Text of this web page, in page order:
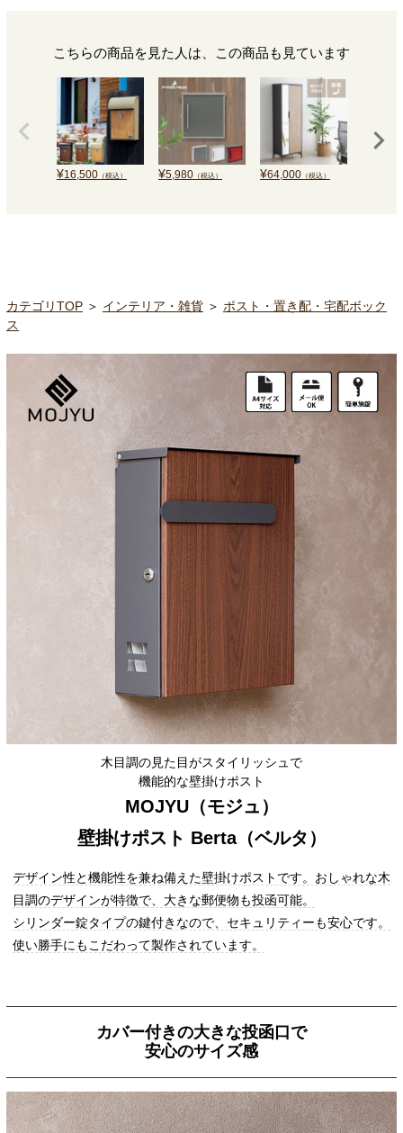
こちらの商品を見た人は、この商品も見ています
¥16,500 （税込） ¥5,980 （税込） ¥64,000 （税込）
カテゴリTOP ＞ インテリア・雑貨 ＞ ポスト・置き配・宅配ボック
ス
木目調の見た目がスタイリッシュで
機能的な壁掛けポスト
MOJYU（モジュ）
壁掛けポスト Berta（ベルタ）
デザイン性と機能性を兼ね備えた壁掛けポストです。おしゃれな木
目調のデザインが特徴で、大きな郵便物も投函可能。
シリンダー錠タイプの鍵付きなので、セキュリティーも安心です。
使い勝手にもこだわって製作されています。
カバー付きの大きな投函口で
安心のサイズ感